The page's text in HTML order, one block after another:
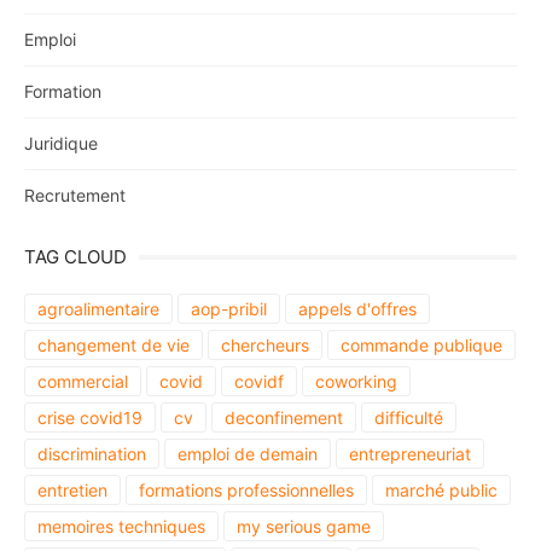
Emploi
Formation
Juridique
Recrutement
TAG CLOUD
agroalimentaire aop-pribil
appels d'offres
changement de vie
chercheurs
commande publique
commercial
covid covidf
coworking
crise covid19
cv deconfinement
difficulté
discrimination
emploi de demain
entrepreneuriat
entretien
formations professionnelles
marché public
memoires techniques
my serious game